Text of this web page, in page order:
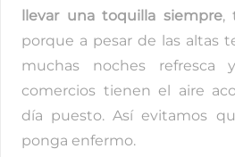
llevar una toquilla siempre,
porque a pesar de las altas
muchas noches refresca
comercios tienen el aire
día puesto. Así evitamos
ponga enfermo.